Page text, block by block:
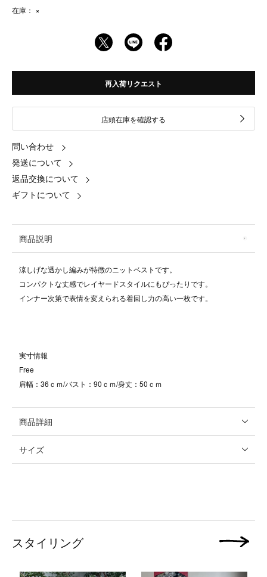
在庫： ×
再入荷リクエスト
店頭在庫を確認する
問い合わせ
発送について
返品交換について
ギフトについて
商品説明
涼しげな透かし編みが特徴のニットベストです。
コンパクトな丈感でレイヤードスタイルにもぴったりです。
インナー次第で表情を変えられる着回し力の高い一枚です。
実寸情報
Free
肩幅：36ｃｍ/バスト：90ｃｍ/身丈：50ｃｍ
商品詳細
サイズ
スタイリング 次の画像